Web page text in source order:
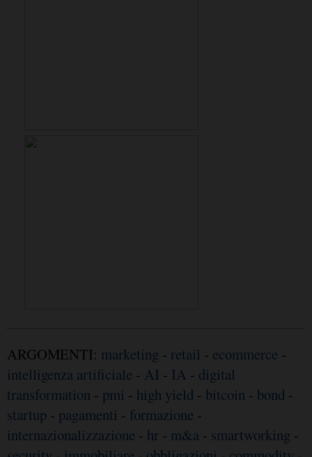
ARGOMENTI: marketing - retail - ecommerce -
intelligenza artificiale - AI - IA - digital
transformation - pmi - high yield - bitcoin - bond -
startup - pagamenti - formazione -
internazionalizzazione - hr - m&a - smartworking -